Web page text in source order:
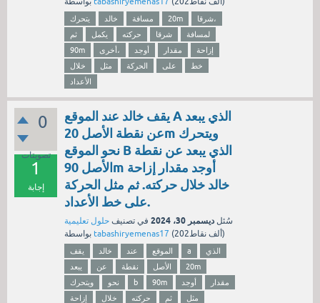
يتحرك خالد مسافة 20m
شرقا،
ثم
يكمل حركته شرقا
لمسافة
90m
أخرى، أوجد مقدار
إزاحة
خلال
مثل الحركة على
خط
الأعداد
0
تصويتات
1
إجابة
يقف خالد عند الموقع A الذي يبعد
عن نقطة الأصل 20m ويتحرك
نحو الموقع B الذي يبعد عن نقطة
الأصل 90m أوجد مقدار إزاحة
خالد خلال حركته. ثم مثل الحركة
على خط الأعداد.
سُئل ديسمبر 30، 2024 في تصنيف حلول تعليمية
tabashiryemenas17 ( 202ألف نقاط)
يقف خالد عند الموقع a
الذي
يبعد
عن نقطة الأصل
20m
ويتحرك
نحو b 90m أوجد
مقدار
إزاحة
خلال حركته ثم
مثل